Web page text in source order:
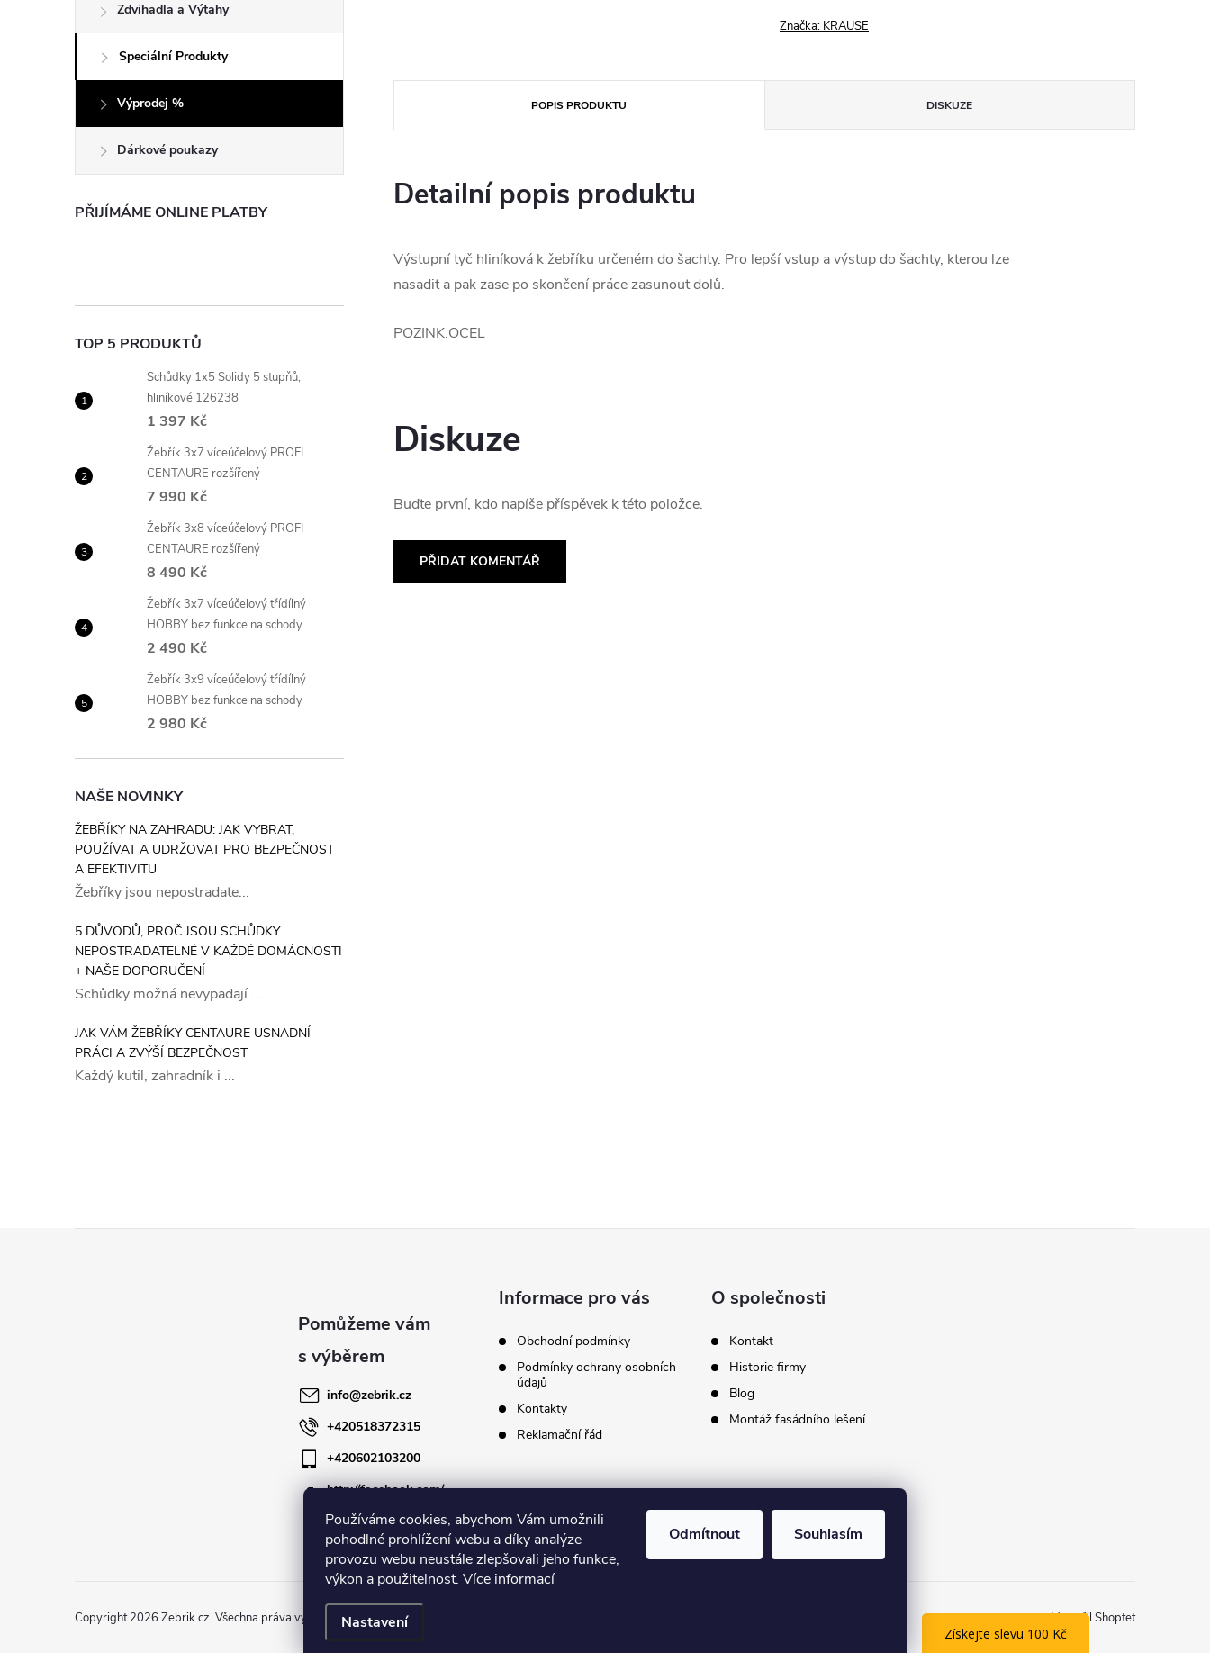
Používáme cookies, abychom Vám umožnili
pohodlné prohlížení webu a díky analýze
provozu webu neustále zlepšovali jeho funkce,
výkon a použitelnost. Více informací
Nastavení
Odmítnout Souhlasím
Zdvihadla a Výtahy
Speciální Produkty
Výprodej %
Dárkové poukazy
PŘIJÍMÁME ONLINE PLATBY
TOP 5 PRODUKTŮ
Schůdky 1x5 Solidy 5 stupňů,
hliníkové 126238
1 397 Kč
Žebřík 3x7 víceúčelový PROFI
CENTAURE rozšířený
7 990 Kč
Žebřík 3x8 víceúčelový PROFI
CENTAURE rozšířený
8 490 Kč
Žebřík 3x7 víceúčelový třídílný
HOBBY bez funkce na schody
2 490 Kč
Žebřík 3x9 víceúčelový třídílný
HOBBY bez funkce na schody
2 980 Kč
NAŠE NOVINKY
ŽEBŘÍKY NA ZAHRADU: JAK VYBRAT,
POUŽÍVAT A UDRŽOVAT PRO BEZPEČNOST
A EFEKTIVITU
Žebříky jsou nepostradate...
5 DŮVODŮ, PROČ JSOU SCHŮDKY
NEPOSTRADATELNÉ V KAŽDÉ DOMÁCNOSTI
+ NAŠE DOPORUČENÍ
Schůdky možná nevypadají ...
JAK VÁM ŽEBŘÍKY CENTAURE USNADNÍ
PRÁCI A ZVÝŠÍ BEZPEČNOST
Každý kutil, zahradník i ...
Značka: KRAUSE
POPIS PRODUKTU DISKUZE
Detailní popis produktu
Výstupní tyč hliníková k žebříku určeném do šachty. Pro lepší vstup a výstup do šachty, kterou lze
nasadit a pak zase po skončení práce zasunout dolů.
POZINK.OCEL
Diskuze
Buďte první, kdo napíše příspěvek k této položce.
PŘIDAT KOMENTÁŘ
info@zebrik.cz
+420518372315
+420602103200
http://facebook.com/
Informace pro vás
Obchodní podmínky
Podmínky ochrany osobních
údajů
Kontakty
Reklamační řád
O společnosti
Kontakt
Historie firmy
Blog
Montáž fasádního lešení
Vytvořil Shoptet
Copyright 2026 Zebrik.cz. Všechna práva vyhrazena.Upravit nastavení cookies
Získejte slevu 100 Kč